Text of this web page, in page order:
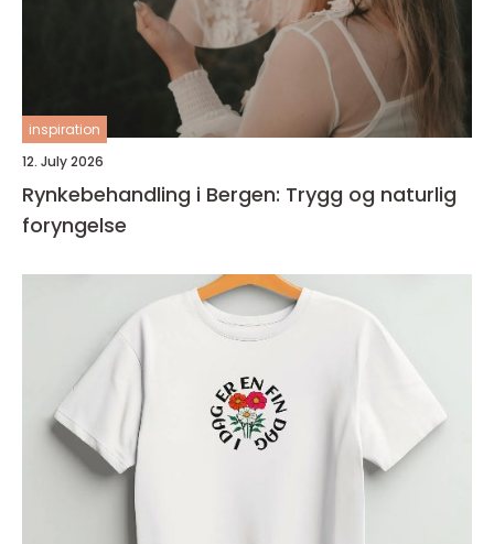
inspiration
12. July 2026
Rynkebehandling i Bergen: Trygg og naturlig
foryngelse